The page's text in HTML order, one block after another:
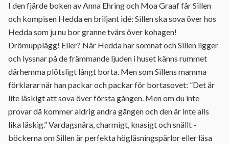
I den fjärde boken av Anna Ehring och Moa Graaf får Sillen
och kompisen Hedda en briljant idé: Sillen ska sova över hos
Hedda som ju nu bor granne tvärs över kohagen!
Drömupplägg! Eller? När Hedda har somnat och Sillen ligger
och lyssnar på de främmande ljuden i huset känns rummet
därhemma plötsligt långt borta. Men som Sillens mamma
förklarar när han packar och packar för bortasovet: ”Det är
lite läskigt att sova över första gången. Men om du inte
provar då kommer aldrig andra gången och den är inte alls
lika läskig.” Vardagsnära, charmigt, knasigt och snällt -
böckerna om Sillen är perfekta högläsningspärlor eller läsa